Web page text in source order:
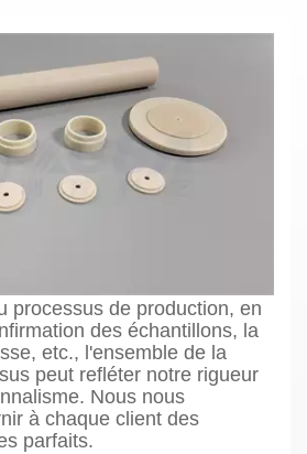
Fabricant De
Fournit Des
spécialisés dans la
processus de production, en
des échantillons, la
etc., l'ensemble de la
peut refléter notre rigueur
Nous nous
à chaque client des
parfaits.